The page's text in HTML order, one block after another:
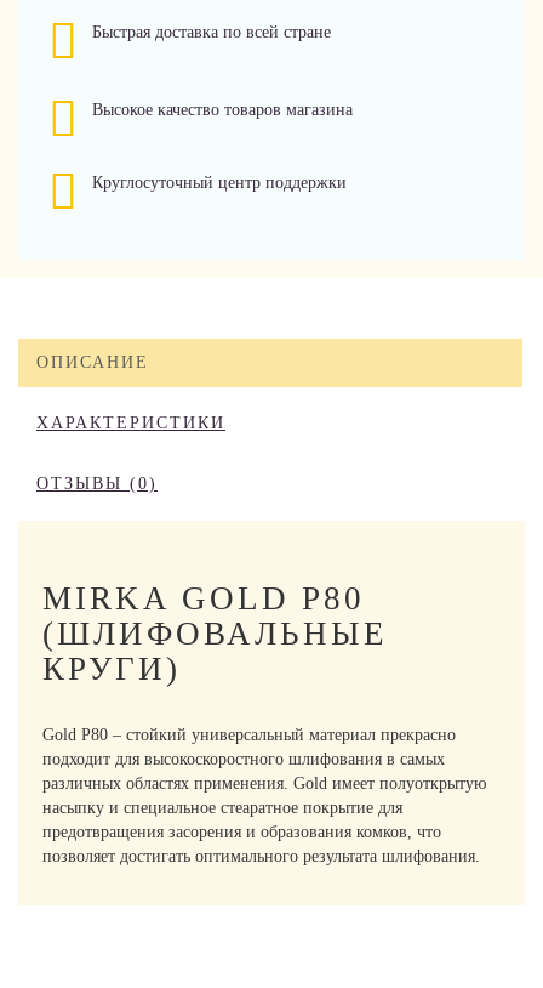
Быстрая доставка по всей стране
Высокое качество товаров магазина
Круглосуточный центр поддержки
ОПИСАНИЕ
ХАРАКТЕРИСТИКИ
ОТЗЫВЫ (0)
MIRKA GOLD P80
(ШЛИФОВАЛЬНЫЕ
КРУГИ)
Gold P80 – стойкий универсальный материал прекрасно
подходит для высокоскоростного шлифования в самых
различных областях применения. Gold имеет полуоткрытую
насыпку и специальное стеаратное покрытие для
предотвращения засорения и образования комков, что
позволяет достигать оптимального результата шлифования.